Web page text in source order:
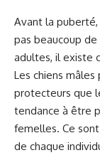
Avant la
pas beaucoup
adultes, il existe
Les chiens
protecteurs que
tendance à être
femelles. Ce
de chaque